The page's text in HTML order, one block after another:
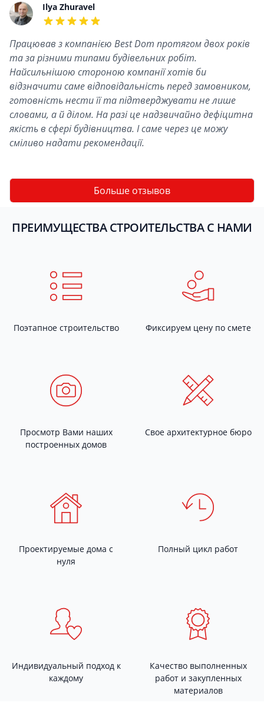
Ilya Zhuravel
Працював з компанією Best Dom протягом двох років
та за різними типами будівельних робіт.
Найсильнішою стороною компанії хотів би
відзначити саме відповідальність перед замовником,
готовність нести її та підтверджувати не лише
словами, а й ділом. На разі це надзвичайно дефіцитна
якість в сфері будівництва. І саме через це можу
сміливо надати рекомендації.
Больше отзывов
ПРЕИМУЩЕСТВА СТРОИТЕЛЬСТВА С НАМИ
Поэтапное строительство Фиксируем цену по смете
Просмотр Вами наших
построенных домов
Свое архитектурное бюро
Проектируемые дома с
нуля
Полный цикл работ
Индивидуальный подход к
каждому
Качество выполненных
работ и закупленных
материалов